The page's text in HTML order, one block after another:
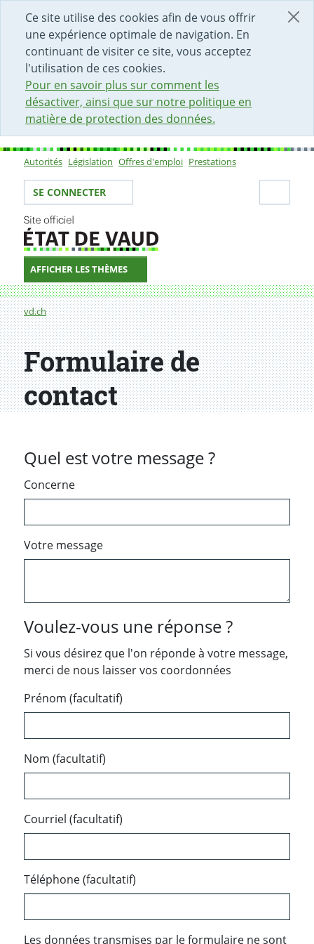
Ce site utilise des cookies afin de vous offrir
une expérience optimale de navigation. En
continuant de visiter ce site, vous acceptez
l'utilisation de ces cookies.
Pour en savoir plus sur comment les
désactiver, ainsi que sur notre politique en
matière de protection des données.
DÉBUT DU CONTENU DE LA PAGE
ACCÈS AU CHAMP DE RECHERCHE
PAGE D'ACCUEIL
FORMULAIRE DE CONTACT
Sous-navigation
Autorités Législation Offres d'emploi Prestations
Votre identité
SE CONNECTER
AFFICHER LES THÈMES
Fil d'Ariane
vd.ch
Formulaire de contact
Formulaire de
contact
Quel est votre message ?
Concerne
Votre message
Voulez-vous une réponse ?
Si vous désirez que l'on réponde à votre message,
merci de nous laisser vos coordonnées
Prénom (facultatif)
Nom (facultatif)
Courriel (facultatif)
Téléphone (facultatif)
Les données transmises par le formulaire ne sont